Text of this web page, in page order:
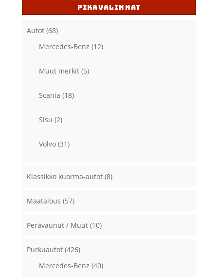
PIKAVALINNAT
Autot (68)
Mercedes-Benz (12)
Muut merkit (5)
Scania (18)
Sisu (2)
Volvo (31)
Klassikko kuorma-autot (8)
Maatalous (57)
Perävaunut / Muut (10)
Purkuautot (426)
Mercedes-Benz (40)